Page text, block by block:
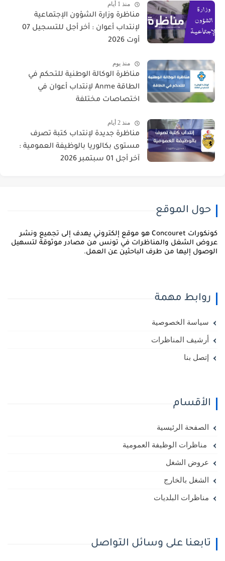
منذ 1 أيام
مناظرة وزارة الشؤون الإجتماعية
لإنتداب أعوان : أخر أجل للتسجيل 07
أوت 2026
منذ يوم
مناظرة الوكالة الوطنية للتحكم في
الطاقة Anme لإنتداب أعوان في
اختصاصات مختلفة
منذ 2 أيام
مناظرة جديدة لإنتداب كتبة تصرف
مستوى بكالوريا بالوظيفة العمومية :
آخر أجل 01 سبتمبر 2026
حول الموقع
كونكورات Concouret هو موقع إلكتروني يهدف إلى تجميع ونشر
الشغل والمناظرات في تونس من مصادر موثوقة لتسهيل
إليها من طرف الباحثين عن العمل.
روابط مهمة
سياسة الخصوصية
أرشيف المناظرات
إتصل بنا
الأقسام
الصفحة الرئيسية
مناظرات الوظيفة العمومية
عروض الشغل
الشغل بالخارج
مناظرات البلديات
تابعنا على وسائل التواصل